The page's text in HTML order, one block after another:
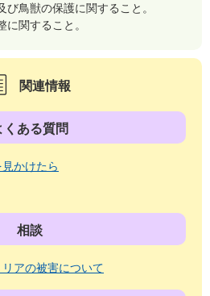
鳥獣の保護に関すること。
関すること。
関連情報
くある質問
かけたら
相談
アの被害について